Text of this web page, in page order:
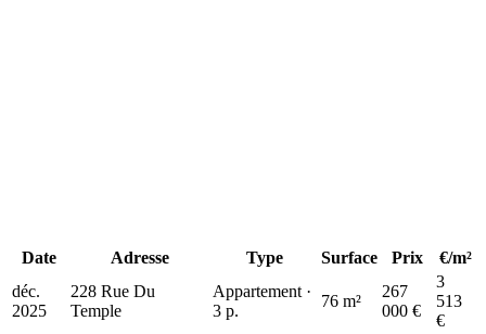
Date Adresse Type Surface Prix
€/m²
déc.
2025
228 Rue Du
Temple
Appartement ·
3 p.
76 m²
267
000 €
3
513
€